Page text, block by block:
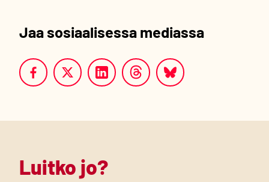
Jaa sosiaalisessa mediassa
Luitko jo?